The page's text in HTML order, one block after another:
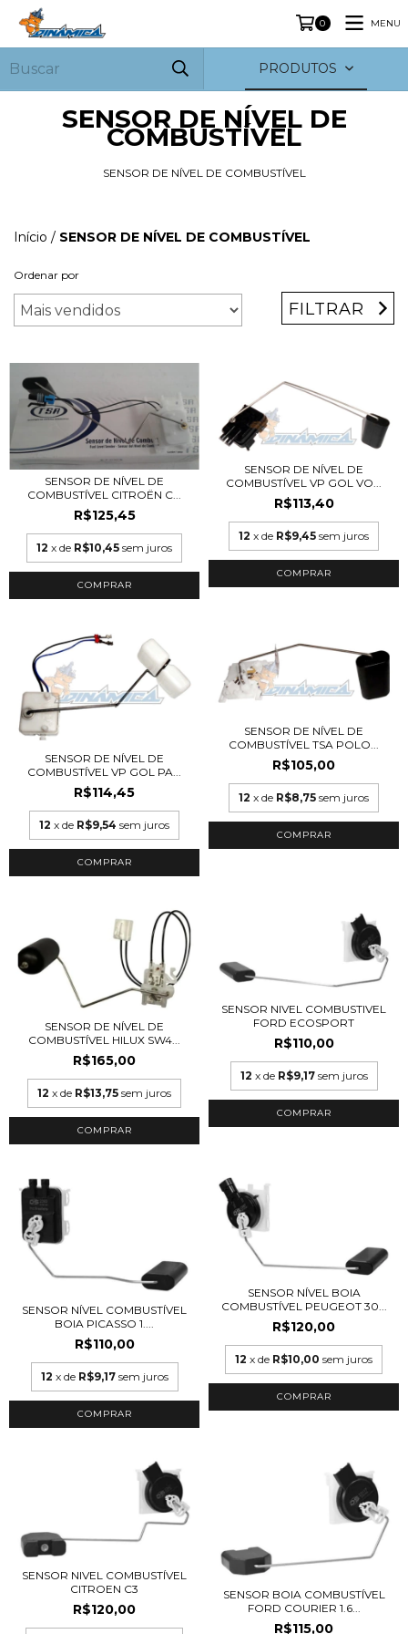
0 MENU
PRODUTOS
SENSOR DE NÍVEL DE
COMBUSTÍVEL
SENSOR DE NÍVEL DE COMBUSTÍVEL
Início / SENSOR DE NÍVEL DE COMBUSTÍVEL
Ordenar por
FILTRAR
SENSOR DE NÍVEL DE
COMBUSTÍVEL CITROËN C...
R$125,45
12 x de R$10,45 sem juros
SENSOR DE NÍVEL DE
COMBUSTÍVEL VP GOL VO...
R$113,40
12 x de R$9,45 sem juros
SENSOR DE NÍVEL DE
COMBUSTÍVEL VP GOL PA...
R$114,45
12 x de R$9,54 sem juros
SENSOR DE NÍVEL DE
COMBUSTÍVEL TSA POLO...
R$105,00
12 x de R$8,75 sem juros
SENSOR DE NÍVEL DE
COMBUSTÍVEL HILUX SW4...
R$165,00
12 x de R$13,75 sem juros
SENSOR NIVEL COMBUSTIVEL
FORD ECOSPORT
R$110,00
12 x de R$9,17 sem juros
SENSOR NÍVEL COMBUSTÍVEL
BOIA PICASSO 1....
R$110,00
12 x de R$9,17 sem juros
SENSOR NÍVEL BOIA
COMBUSTÍVEL PEUGEOT 30...
R$120,00
12 x de R$10,00 sem juros
SENSOR NIVEL COMBUSTÍVEL
CITROEN C3
R$120,00
SENSOR BOIA COMBUSTÍVEL
FORD COURIER 1.6...
R$115,00